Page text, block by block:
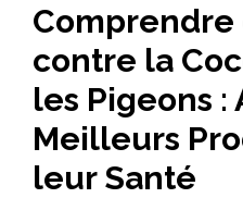
contre la
les Pigeons :
Meilleurs
leur Santé